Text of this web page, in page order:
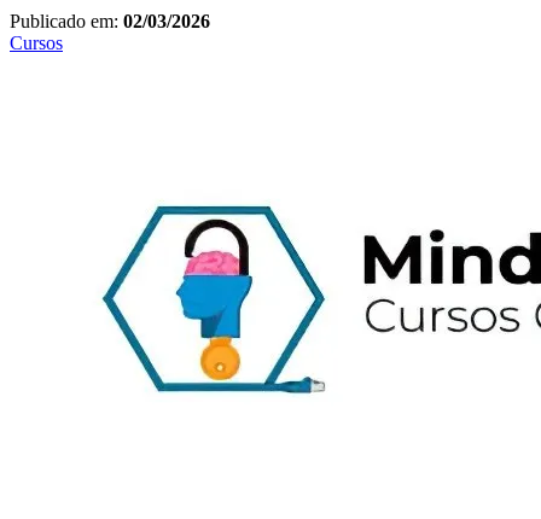
Publicado em: 02/03/2026
Cursos